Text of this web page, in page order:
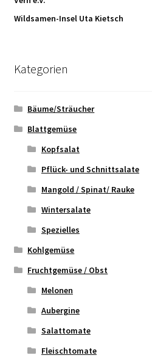
Wildsamen-Insel Uta Kietsch
Kategorien
Bäume/Sträucher
Blattgemüse
Kopfsalat
Pflück- und Schnittsalate
Mangold / Spinat/ Rauke
Wintersalate
Spezielles
Kohlgemüse
Fruchtgemüse / Obst
Melonen
Aubergine
Salattomate
Fleischtomate